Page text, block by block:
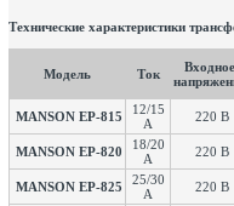
Технические характеристики
Модель Ток
Входное
MANSON EP-815
12/15
А
220 В
MANSON EP-820
18/20
А
220 В
MANSON EP-825
25/30
A
220 В